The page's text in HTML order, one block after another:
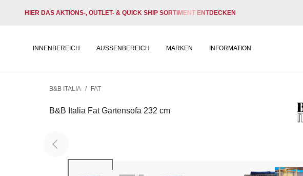
HIER DAS AKTIONS-, OUTLET- & QUICK SHIP SORTIMENT ENTDECKEN
INNENBEREICH AUSSENBEREICH MARKEN INFORMATION
B&B ITALIA / FAT
B&B Italia Fat Gartensofa 232 cm